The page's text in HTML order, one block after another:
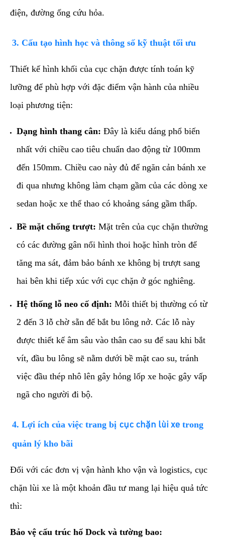
điện, đường ống cứu hỏa.
​3. Cấu tạo hình học và thông số kỹ thuật tối ưu
​Thiết kế hình khối của cục chặn được tính toán kỹ
lưỡng để phù hợp với đặc điểm vận hành của nhiều
loại phương tiện:
Dạng hình thang cân: Đây là kiểu dáng phổ biến
nhất với chiều cao tiêu chuẩn dao động từ 100mm
đến 150mm. Chiều cao này đủ để ngăn cản bánh xe
đi qua nhưng không làm chạm gầm của các dòng xe
sedan hoặc xe thể thao có khoảng sáng gầm thấp.
Bề mặt chống trượt: Mặt trên của cục chặn thường
có các đường gân nổi hình thoi hoặc hình tròn để
tăng ma sát, đảm bảo bánh xe không bị trượt sang
hai bên khi tiếp xúc với cục chặn ở góc nghiêng.
Hệ thống lỗ neo cố định: Mỗi thiết bị thường có từ
2 đến 3 lỗ chờ sẵn để bắt bu lông nở. Các lỗ này
được thiết kế âm sâu vào thân cao su để sau khi bắt
vít, đầu bu lông sẽ nằm dưới bề mặt cao su, tránh
việc đầu thép nhô lên gây hỏng lốp xe hoặc gây vấp
ngã cho người đi bộ.
​4. Lợi ích của việc trang bị cục chặn lùi xe trong
quản lý kho bãi
​Đối với các đơn vị vận hành kho vận và logistics, cục
chặn lùi xe là một khoản đầu tư mang lại hiệu quả tức
thì:
Bảo vệ cấu trúc hố Dock và tường bao: